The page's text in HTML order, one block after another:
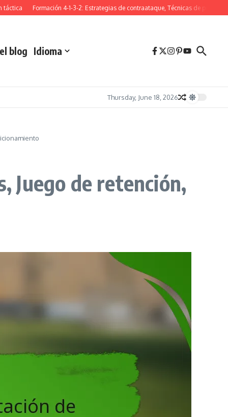
Formación 4-1-3-2: Estrategias de contraataque, Técnicas de presión, Juego
blog Idioma
Thursday, June 18, 2026
Juego de retención,